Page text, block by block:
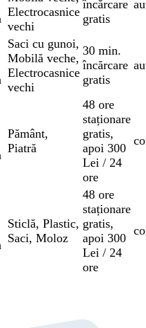
Electrocasnice
vechi
încărcare
gratis
Saci cu gunoi,
Mobilă veche,
Electrocasnice
vechi
30 min.
încărcare
gratis
Pământ,
Piatră
48 ore
staționare
gratis,
apoi 300
Lei / 24
ore
Sticlă, Plastic,
Saci, Moloz
48 ore
staționare
gratis,
apoi 300
Lei / 24
ore